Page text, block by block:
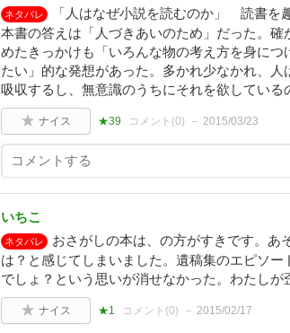
ネタバレ
「人はなぜ小説を読むのか」 読書を
本書の答えは「人づきあいのため」だった。
めたきっかけも「いろんな物の考え方を身に
たい」的な発想があった。多かれ少なかれ、
吸収するし、無意識のうちにそれを欲している
ナイス ★39 コメント(0) 2015/03/23
いちこ
ネタバレ
おさがしの本は、の方がすきです。あ
は？と感じてしまいました。遺稿集のエピソ
でしょ？という思いが消せなかった。わたしが
ナイス ★1 コメント(0) 2015/02/17